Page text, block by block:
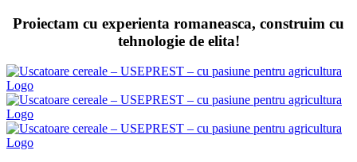
Skip
Proiectam cu experienta romaneasca, construim cu
tehnologie de elita!